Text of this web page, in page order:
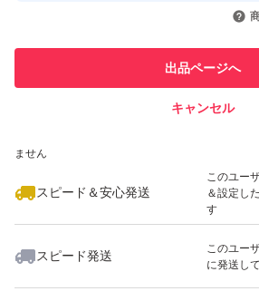
引を完了
での取引
ません
スピード＆安心発送
このユー
＆設定し
す
スピード発送
このユー
に発送し
出品ページへ
キャンセル